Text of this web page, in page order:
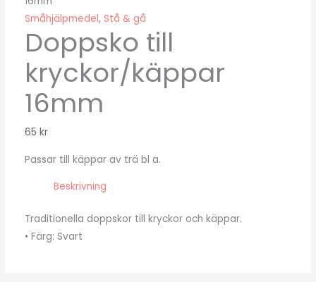
Småhjälpmedel, Stå & gå
Doppsko till
kryckor/käppar
16mm
65 kr
Passar till käppar av trä bl a.
Beskrivning
Traditionella doppskor till kryckor och käppar.
• Färg: Svart